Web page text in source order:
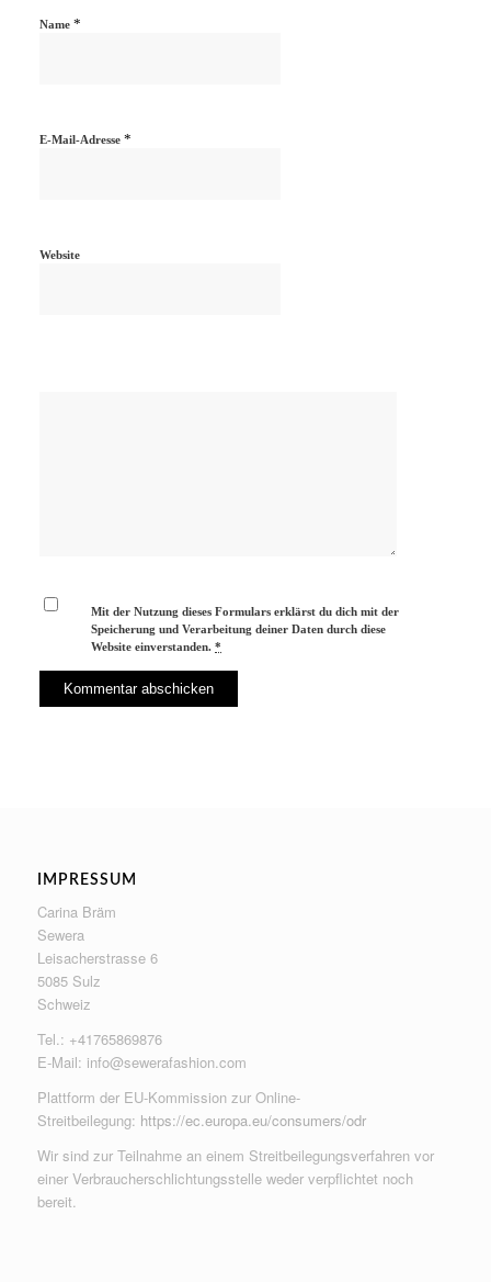
Name *
E-Mail-Adresse *
Website
Mit der Nutzung dieses Formulars erklärst du dich mit der
Speicherung und Verarbeitung deiner Daten durch diese
Website einverstanden.*
IMPRESSUM
Carina Bräm
Sewera
Leisacherstrasse 6
5085 Sulz
Schweiz
Tel.: +41765869876
E-Mail: info@sewerafashion.com
Plattform der EU-Kommission zur Online-
Streitbeilegung: https://ec.europa.eu/consumers/odr
Wir sind zur Teilnahme an einem Streitbeilegungsverfahren vor
einer Verbraucherschlichtungsstelle weder verpflichtet noch
bereit.